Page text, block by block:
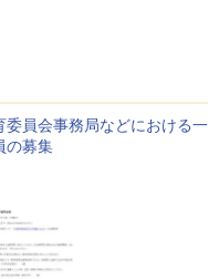
員会事務局などにおける一
の募集